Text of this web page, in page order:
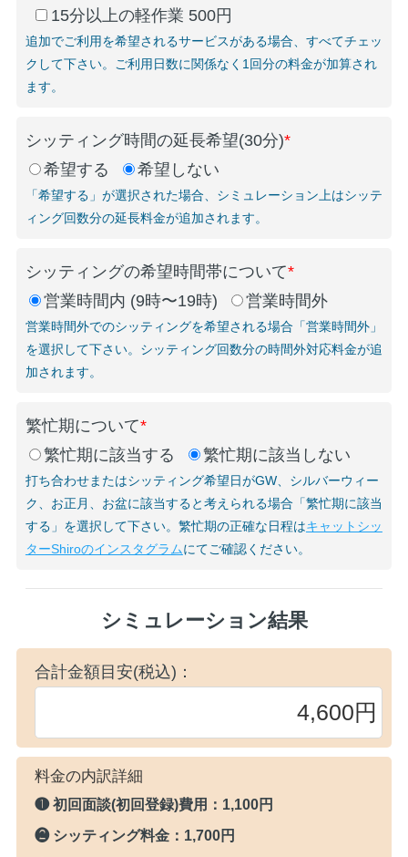
15分以上の軽作業 500円
追加でご利用を希望されるサービスがある場合、すべてチェッ
クして下さい。ご利用日数に関係なく1回分の料金が加算され
ます。
シッティング時間の延長希望(30分)*
希望する
希望しない
「希望する」が選択された場合、シミュレーション上はシッテ
ィング回数分の延長料金が追加されます。
シッティングの希望時間帯について*
営業時間内 (9時〜19時)
営業時間外
営業時間外でのシッティングを希望される場合「営業時間外」
を選択して下さい。シッティング回数分の時間外対応料金が追
加されます。
繁忙期について*
繁忙期に該当する
繁忙期に該当しない
打ち合わせまたはシッティング希望日がGW、シルバーウィー
ク、お正月、お盆に該当すると考えられる場合「繁忙期に該当
する」を選択して下さい。繁忙期の正確な日程はキャットシッ
ターShiroのインスタグラムにてご確認ください。
シミュレーション結果
合計金額目安(税込)：
料金の内訳詳細
❶ 初回面談(初回登録)費用： 1,100円
❷ シッティング料金： 1,700円